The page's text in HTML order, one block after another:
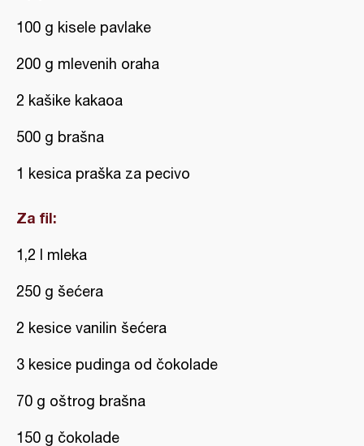
100 g kisele pavlake
200 g mlevenih oraha
2 kašike kakaoa
500 g brašna
1 kesica praška za pecivo
Za fil:
1,2 l mleka
250 g šećera
2 kesice vanilin šećera
3 kesice pudinga od čokolade
70 g oštrog brašna
150 g čokolade